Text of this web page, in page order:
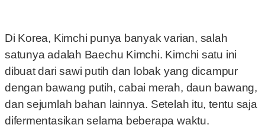
Di Korea, Kimchi punya banyak varian, salah
satunya adalah Baechu Kimchi. Kimchi satu ini
dibuat dari sawi putih dan lobak yang dicampur
dengan bawang putih, cabai merah, daun bawang,
dan sejumlah bahan lainnya. Setelah itu, tentu saja
difermentasikan selama beberapa waktu.